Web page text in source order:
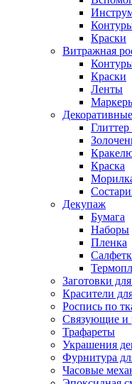
Краски
Витражная
Краски
Ленты
Краска
Декупаж
Бумага
Наборы
Пленка
Заготовки
Красители
Роспись по
Связующие и
Трафареты
Украшения
Фурнитура
Часовые